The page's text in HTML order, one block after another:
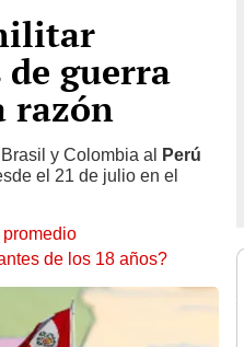
guerra
razón
y Colombia al Perú
el 21 de julio en el
de los 18 años?